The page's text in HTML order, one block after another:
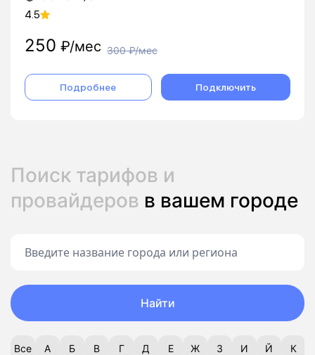
4.5
250 ₽/мес 300₽/мес
Подробнее Подключить
Поиск тарифов и
провайдеров в вашем городе
Найти
Все А Б В Г Д Е Ж З И Й К